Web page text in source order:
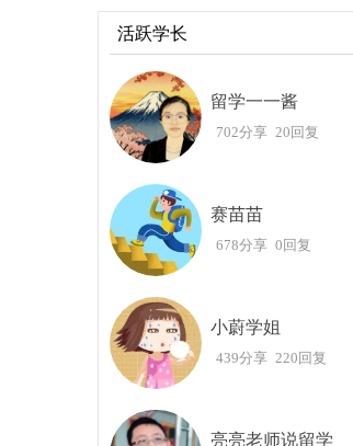
在选校方面，除了东京艺
义塾等学校都提供了丰富的艺
特点，以便找到最适合自己的路
总结与建议
最后，留学的路途并不容
艺术高校，提前准备是赢得竞
者！
活跃学长
留学一一酱
702分享 20回复
赛苗苗
678分享 0回复
小蔚学姐
439分享 220回复
亮亮老师说留学